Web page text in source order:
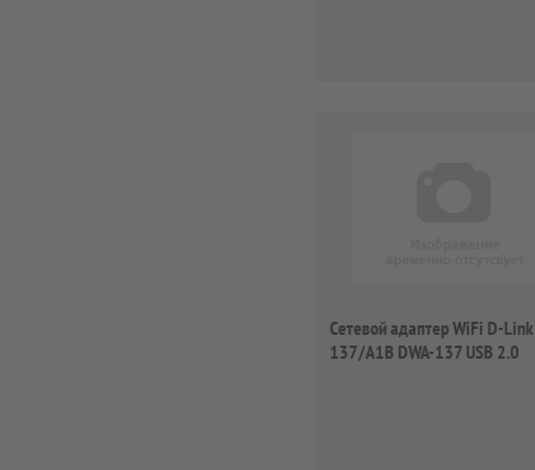
Сетевой адаптер WiFi D-
137/A1B DWA-137 USB 2.0